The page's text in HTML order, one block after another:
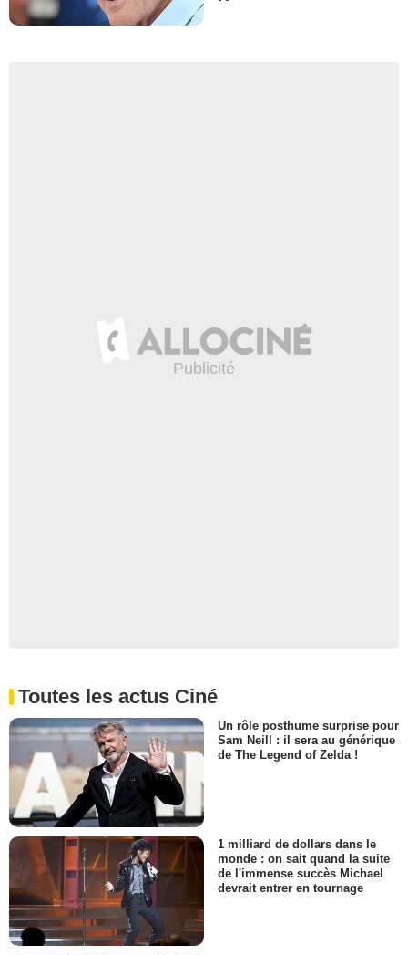
Toutes les actus Ciné
Un rôle posthume surprise pour
Sam Neill : il sera au générique
de The Legend of Zelda !
1 milliard de dollars dans le
monde : on sait quand la suite
de l'immense succès Michael
devrait entrer en tournage